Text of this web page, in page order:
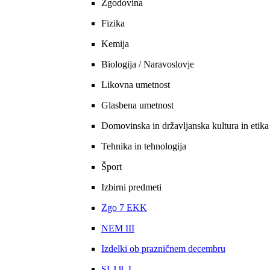
Zgodovina
Fizika
Kemija
Biologija / Naravoslovje
Likovna umetnost
Glasbena umetnost
Domovinska in državljanska kultura in etika
Tehnika in tehnologija
Šport
Izbirni predmeti
Zgo 7 EKK
NEM III
Izdelki ob prazničnem decembru